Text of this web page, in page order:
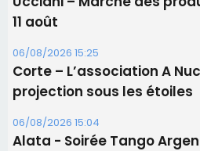
06/08/2026 15:25
Corte – L’association A
projection sous les étoiles
06/08/2026 15:04
Alata - Soirée Tango
Benedetto